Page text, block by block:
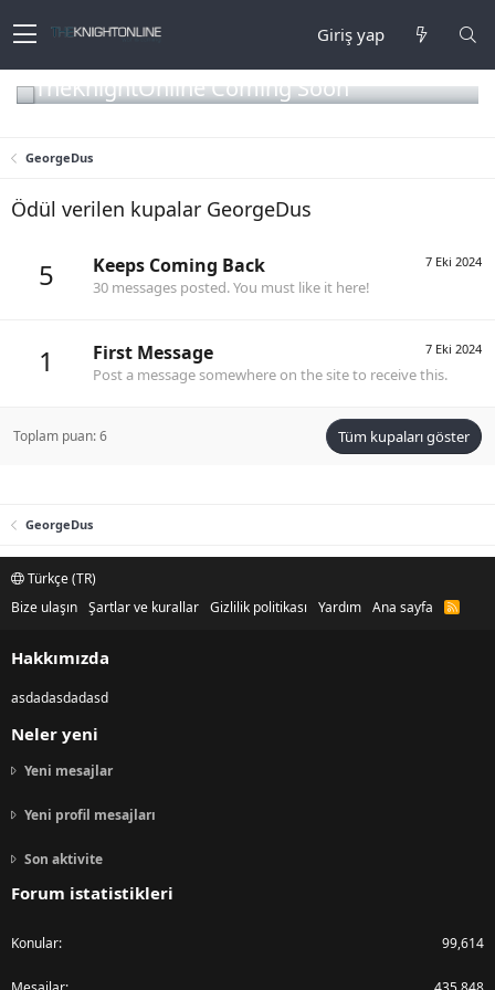
Giriş yap
TheKnightOnline Coming Soon
GeorgeDus
Ödül verilen kupalar GeorgeDus
5 7 Eki 2024
Keeps Coming Back
30 messages posted. You must like it here!
1 7 Eki 2024
First Message
Post a message somewhere on the site to receive this.
Toplam puan: 6 Tüm kupaları göster
GeorgeDus
Türkçe (TR)
Bize ulaşın Şartlar ve kurallar Gizlilik politikası Yardım Ana sayfa
R
Hakkımızda
asdadasdadasd
Neler yeni
Yeni mesajlar
Yeni profil mesajları
Son aktivite
Forum istatistikleri
Konular 99,614